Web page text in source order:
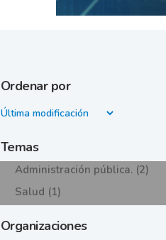
Ordenar por
Temas
Administración pública. (2)
Salud (1)
Organizaciones